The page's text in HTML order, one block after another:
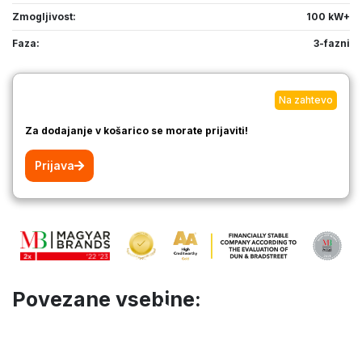
Zmogljivost: 100 kW+
Faza: 3-fazni
Na zahtevo
Za dodajanje v košarico se morate prijaviti!
Prijava
Povezane vsebine: